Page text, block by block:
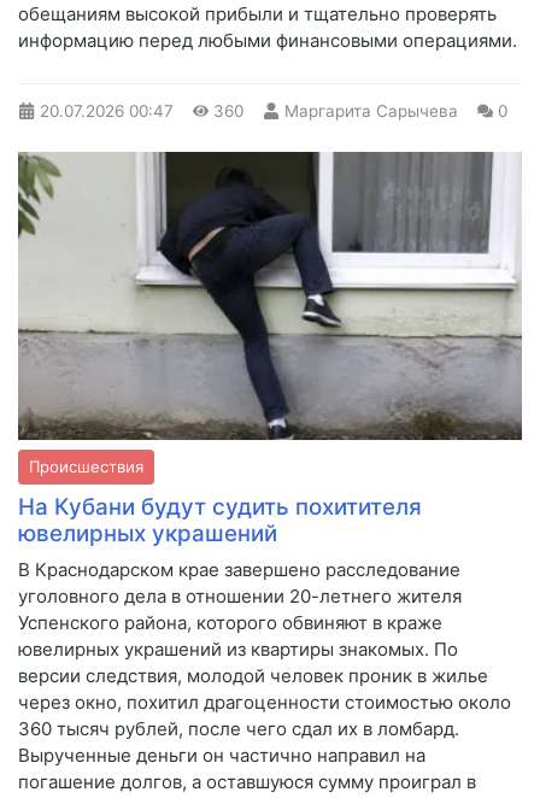
обещаниям высокой прибыли и тщательно проверять
информацию перед любыми финансовыми операциями.
20.07.2026 00:47 360 Маргарита Сарычева 0
Происшествия
На Кубани будут судить похитителя
ювелирных украшений
В Краснодарском крае завершено расследование
уголовного дела в отношении 20-летнего жителя
Успенского района, которого обвиняют в краже
ювелирных украшений из квартиры знакомых. По
версии следствия, молодой человек проник в жилье
через окно, похитил драгоценности стоимостью около
360 тысяч рублей, после чего сдал их в ломбард.
Вырученные деньги он частично направил на
погашение долгов, а оставшуюся сумму проиграл в